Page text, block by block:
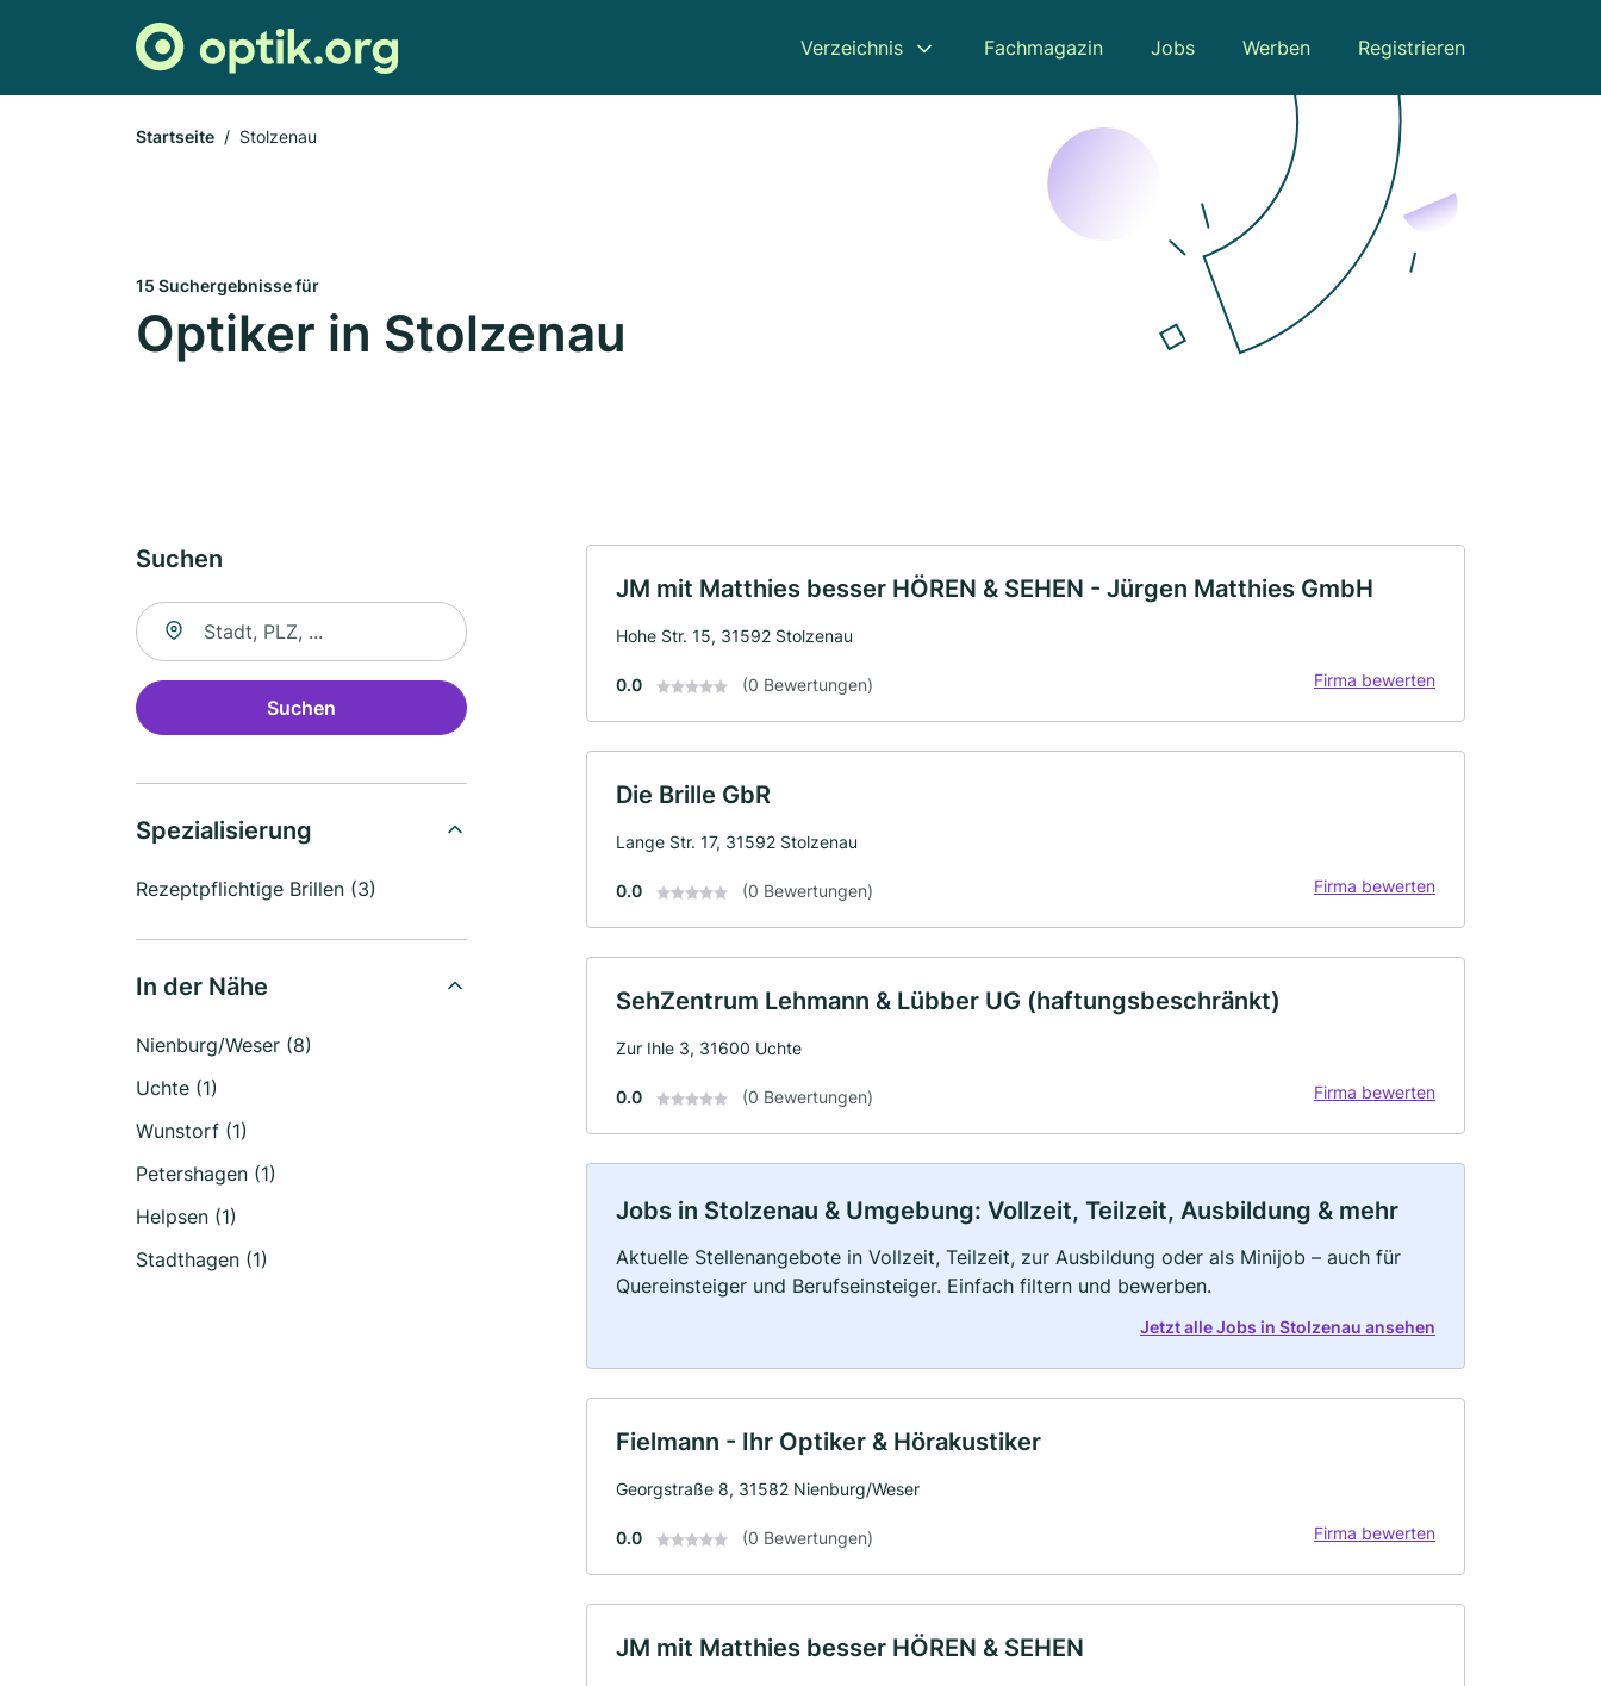
Verzeichnis Fachmagazin Jobs Werben Registrieren
Startseite Stolzenau
15 Suchergebnisse für
Optiker in Stolzenau
Suchen
Suche nach Ort
Suchen
Spezialisierung
Rezeptpflichtige Brillen (3)
In der Nähe
Nienburg/Weser (8)
Uchte (1)
Wunstorf (1)
Petershagen (1)
Helpsen (1)
Stadthagen (1)
JM mit Matthies besser HÖREN & SEHEN - Jürgen Matthies GmbH
Hohe Str. 15, 31592 Stolzenau
0.0 (0 Bewertungen) Firma bewerten
Die Brille GbR
Lange Str. 17, 31592 Stolzenau
0.0 (0 Bewertungen) Firma bewerten
SehZentrum Lehmann & Lübber UG (haftungsbeschränkt)
Zur Ihle 3, 31600 Uchte
0.0 (0 Bewertungen) Firma bewerten
Jobs in Stolzenau & Umgebung: Vollzeit, Teilzeit, Ausbildung & mehr
Aktuelle Stellenangebote in Vollzeit, Teilzeit, zur Ausbildung oder als Minijob – auch für
Quereinsteiger und Berufseinsteiger. Einfach filtern und bewerben.
Jetzt alle Jobs in Stolzenau ansehen
Fielmann - Ihr Optiker & Hörakustiker
Georgstraße 8, 31582 Nienburg/Weser
0.0 (0 Bewertungen) Firma bewerten
JM mit Matthies besser HÖREN & SEHEN